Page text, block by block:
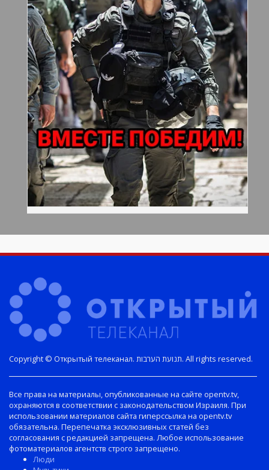
Copyright © Открытый телеканал. תנועת הערבות. All rights reserved.
Все права на материалы, опубликованные на сайте opentv.tv,
охраняются в соответствии с законодательством Израиля. При
использовании материалов сайта гиперссылка на opentv.tv
обязательна. Перепечатка эксклюзивных статей без
согласования с редакцией запрещена. Любое использование
фотоматериалов агентств строго запрещено.
Люди